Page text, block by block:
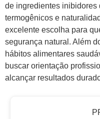
de ingredientes inibidores
termogênicos e
excelente escolha para
segurança natural. Além
hábitos alimentares
buscar orientação
alcançar resultados